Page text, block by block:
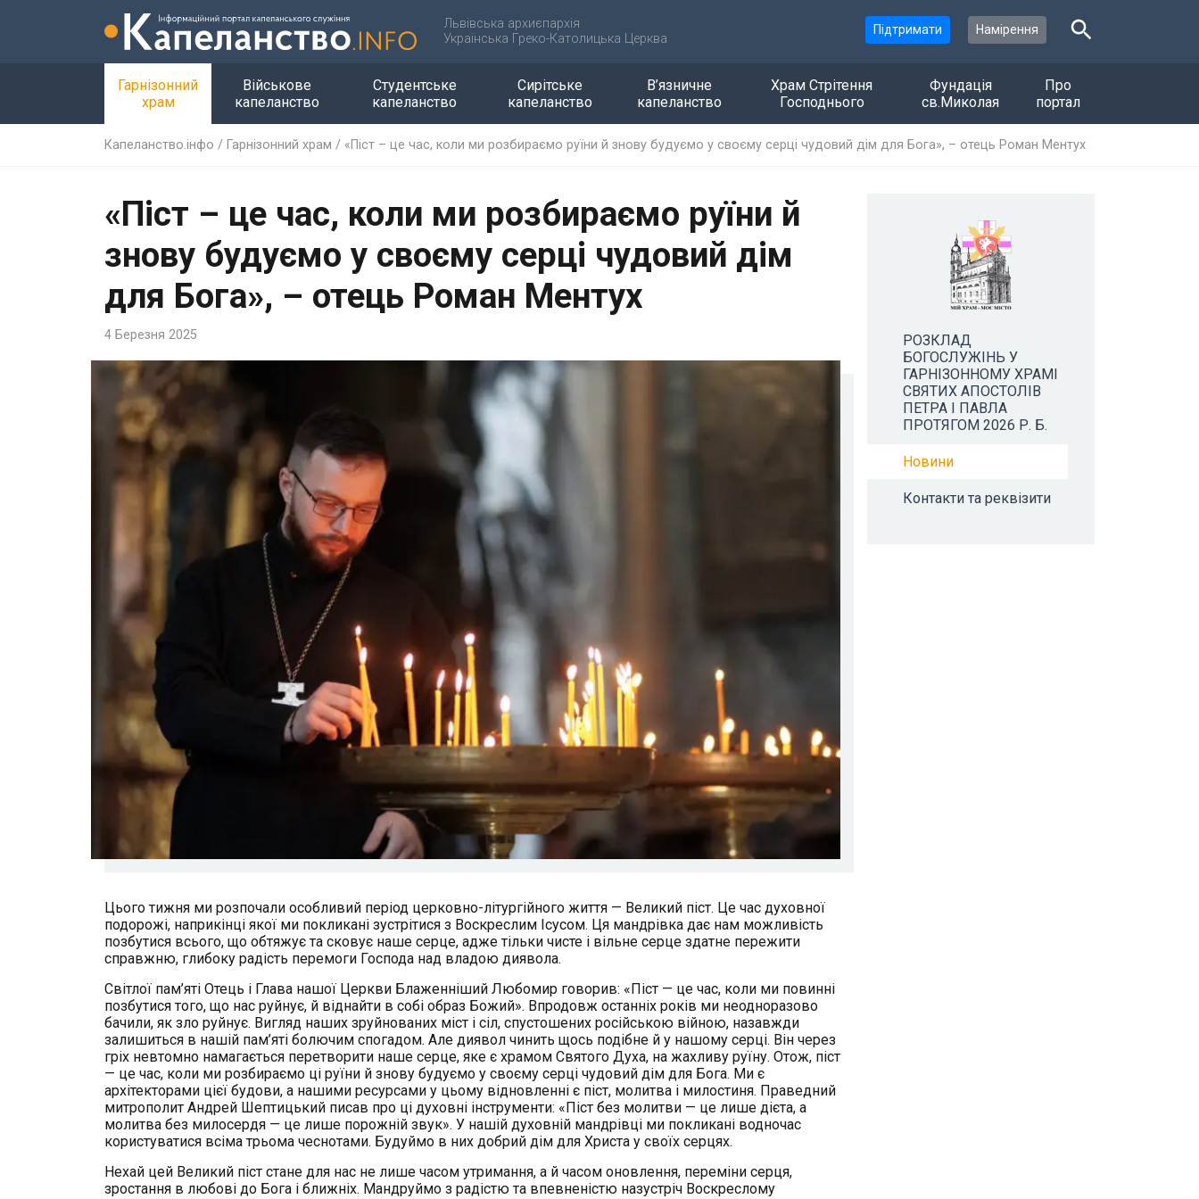
Львівська архиєпархія
Українська Греко-Католицька Церква
Підтримати Намірення
Гарнізонний
храм
Військове
капеланство
Студентське
капеланство
Сирітське
капеланство
В’язничне
капеланство
Храм Стрітення
Господнього
Фундація
св.Миколая
Про
портал
Капеланство.інфо / Гарнізонний храм / «Піст – це час, коли ми розбираємо руїни й знову будуємо у своєму серці чудовий дім для Бога», – отець Роман Ментух
«Піст – це час, коли ми розбираємо руїни й
знову будуємо у своєму серці чудовий дім
для Бога», – отець Роман Ментух
4 Березня 2025
Цього тижня ми розпочали особливий період церковно-літургійного життя — Великий піст. Це час духовної
подорожі, наприкінці якої ми покликані зустрітися з Воскреслим Ісусом. Ця мандрівка дає нам можливість
позбутися всього, що обтяжує та сковує наше серце, адже тільки чисте і вільне серце здатне пережити
справжню, глибоку радість перемоги Господа над владою диявола.
Світлої пам’яті Отець і Глава нашої Церкви Блаженніший Любомир говорив: «Піст — це час, коли ми повинні
позбутися того, що нас руйнує, й віднайти в собі образ Божий». Впродовж останніх років ми неодноразово
бачили, як зло руйнує. Вигляд наших зруйнованих міст і сіл, спустошених російською війною, назавжди
залишиться в нашій пам’яті болючим спогадом. Але диявол чинить щось подібне й у нашому серці. Він через
гріх невтомно намагається перетворити наше серце, яке є храмом Святого Духа, на жахливу руїну. Отож, піст
— це час, коли ми розбираємо ці руїни й знову будуємо у своєму серці чудовий дім для Бога. Ми є
архітекторами цієї будови, а нашими ресурсами у цьому відновленні є піст, молитва і милостиня. Праведний
митрополит Андрей Шептицький писав про ці духовні інструменти: «Піст без молитви — це лише дієта, а
молитва без милосердя — це лише порожній звук». У нашій духовній мандрівці ми покликані водночас
користуватися всіма трьома чеснотами. Будуймо в них добрий дім для Христа у своїх серцях.
Нехай цей Великий піст стане для нас не лише часом утримання, а й часом оновлення, переміни серця,
зростання в любові до Бога і ближніх. Мандруймо з радістю та впевненістю назустріч Воскреслому
РОЗКЛАД
БОГОСЛУЖІНЬ У
ГАРНІЗОННОМУ ХРАМІ
СВЯТИХ АПОСТОЛІВ
ПЕТРА І ПАВЛА
ПРОТЯГОМ 2026 Р. Б.
Новини
Контакти та реквізити